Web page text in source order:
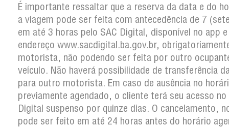
É importante ressaltar que a reserva da data e do
a viagem pode ser feita com antecedência de 7
em até 3 horas pelo SAC Digital, disponível no app
endereço www.sacdigital.ba.gov.br,
motorista, não podendo ser feita por outro
veículo. Não haverá possibilidade de transferência
para outro motorista. Em caso de ausência no
previamente agendado, o cliente terá seu acesso no
Digital suspenso por quinze dias. O cancelamento,
pode ser feito em até 24 horas antes do horário